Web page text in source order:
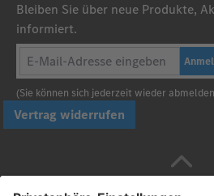
Bleiben Sie über neue Produkte,
informiert.
(Sie können sich jederzeit wieder
Vertrag widerrufen